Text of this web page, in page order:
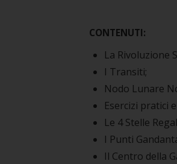
CONTENUTI:
La Rivoluzione
I Transiti;
Nodo Lunare
Esercizi pratici
Le 4 Stelle
I Punti
Il Centro della